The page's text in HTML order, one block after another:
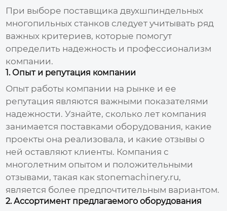
При выборе поставщика двухшпиндельных
многопильных станков следует учитывать ряд
важных критериев, которые помогут
определить надежность и профессионализм
компании.
1. Опыт и репутация компании
Опыт работы компании на рынке и ее
репутация являются важными показателями
надежности. Узнайте, сколько лет компания
занимается поставками оборудования, какие
проекты она реализовала, и какие отзывы о
ней оставляют клиенты. Компания с
многолетним опытом и положительными
отзывами, такая как stonemachinery.ru,
является более предпочтительным вариантом.
2. Ассортимент предлагаемого оборудования